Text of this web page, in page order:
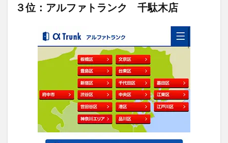
３位：アルファトランク 千駄木店